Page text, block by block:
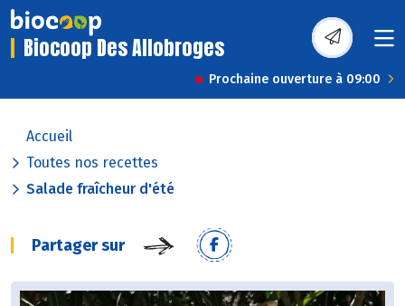
Biocoop Des Allobroges
Prochaine ouverture à 09:00
Accueil
Toutes nos recettes
Salade fraîcheur d'été
Partager sur